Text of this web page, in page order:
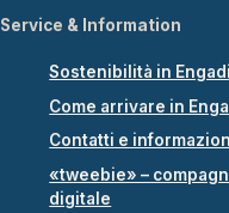
Service & Information
Sostenibilità in
Come arrivare in
Contatti e
«tweebie» –
digitale